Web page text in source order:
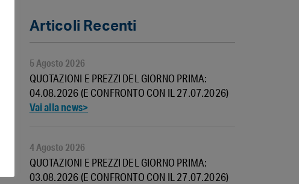
Articoli Recenti
QUOTAZIONI E PREZZI DEL GIORNO PRIMA:
04.08.2026 (E CONFRONTO CON IL 27.07.2026)
5 Agosto 2026
QUOTAZIONI E PREZZI DEL GIORNO PRIMA:
03.08.2026 (E CONFRONTO CON IL 27.07.2026)
4 Agosto 2026